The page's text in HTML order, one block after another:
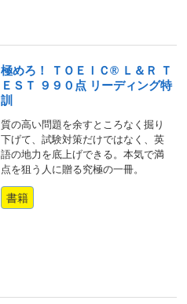
極めろ！ ＴＯＥＩＣ® Ｌ＆Ｒ Ｔ
ＥＳＴ ９９０点 リーディング特
訓
質の高い問題を余すところなく掘り
下げて、試験対策だけではなく、英
語の地力を底上げできる。本気で満
点を狙う人に贈る究極の一冊。
書籍